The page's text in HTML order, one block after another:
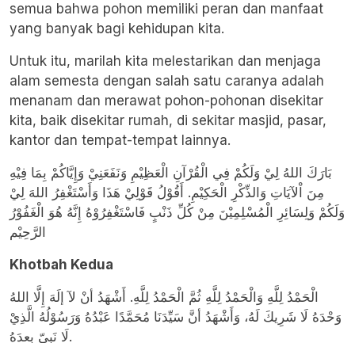
semua bahwa pohon memiliki peran dan manfaat
yang banyak bagi kehidupan kita.
Untuk itu, marilah kita melestarikan dan menjaga
alam semesta dengan salah satu caranya adalah
menanam dan merawat pohon-pohonan disekitar
kita, baik disekitar rumah, di sekitar masjid, pasar,
kantor dan tempat-tempat lainnya.
بَارَكَ اللهُ لِيْ وَلَكُمْ فِي الْقُرْآنِ الْعَظِيْمِ وَنَفَعَنِيْ وَإِيَّاكُمْ بِمَا فِيْهِ
مِنَ اْلآيَاتِ وَالذِّكْرِ الْحَكِيْمِ. أَقُوْلُ قَوْلِيْ هَذَا وَأَسْتَغْفِرُ اللهَ لِيْ
وَلَكُمْ وَلِسَائِرِ الْمُسْلِمِيْنَ مِنْ كُلِّ ذَنْبٍ فَاسْتَغْفِرُوْهُ إِنَّهُ هُوَ الْغَفُوْرُ
الرَّحِيْم
Khotbah Kedua
الْحَمْدُ لِلَّهِ وَالْحَمْدُ لِلَّهِ ثُمَّ الْحَمْدُ لِلَّهِ. أَشْهَدُ أنْ لآ إلَهَ إِلَّا اللهُ
وَحْدَهُ لَا شَرِيكَ لَهُ، وَأَشْهَدُ أنَّ سَيِّدَنَا مُحَمَّدًا عَبْدُهُ وَرَسُوْلُهُ الَّذِيْ
لَا نَبِيّ بعدَهُ.